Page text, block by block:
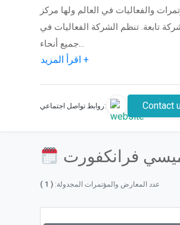
والفعاليات في العالم ولها مركز
خاص بها، ونحو 2300 * موظف في مقرها الرئيسي في فرانكفورت آم ماين وفي 28 شركة تابعة. تنظم الشركة الفعاليات في
جميع أنحاء...
اقرأ المزيد +
روابط تواصل اجتماعي: Contact
فرانكفورت
عدد المعارض والمؤتمرات المجدولة: ( 1 )